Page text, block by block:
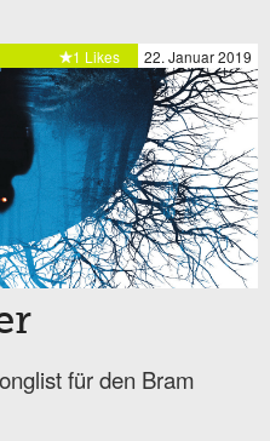
22. Januar 2019
1 Likes
für den Bram